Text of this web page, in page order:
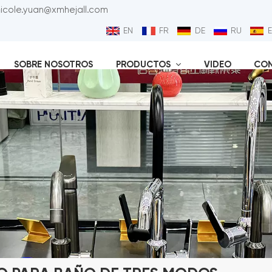
EN FR DE RU
SOBRE NOSOTROS PRODUCTOS VIDEO